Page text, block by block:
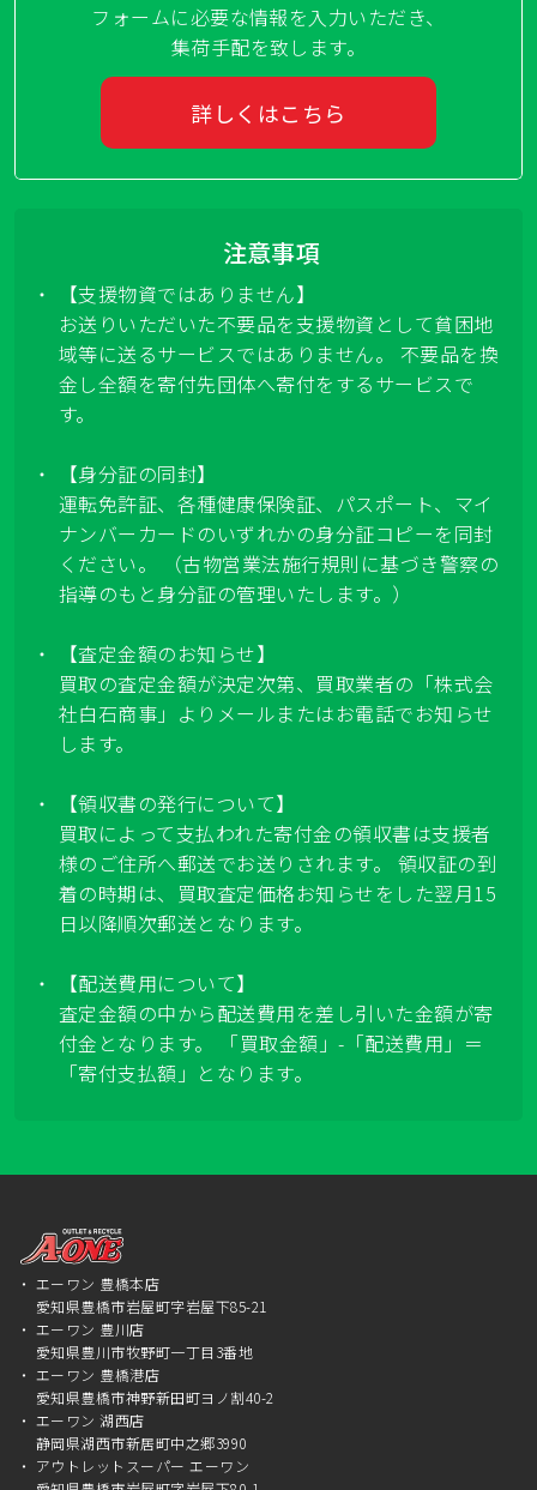
フォームに必要な情報を入力いただき、
集荷手配を致します。
詳しくはこちら
注意事項
【支援物資ではありません】
お送りいただいた不要品を支援物資として貧困地
域等に送るサービスではありません。 不要品を換
金し全額を寄付先団体へ寄付をするサービスで
す。
【身分証の同封】
運転免許証、各種健康保険証、パスポート、マイ
ナンバーカードのいずれかの身分証コピーを同封
ください。 （古物営業法施行規則に基づき警察の
指導のもと身分証の管理いたします。）
【査定金額のお知らせ】
買取の査定金額が決定次第、買取業者の「株式会
社白石商事」よりメールまたはお電話でお知らせ
します。
【領収書の発行について】
買取によって支払われた寄付金の領収書は支援者
様のご住所へ郵送でお送りされます。 領収証の到
着の時期は、買取査定価格お知らせをした翌月15
日以降順次郵送となります。
【配送費用について】
査定金額の中から配送費用を差し引いた金額が寄
付金となります。 「買取金額」-「配送費用」＝
「寄付支払額」となります。
エーワン 豊橋本店
愛知県豊橋市岩屋町字岩屋下85-21
エーワン 豊川店
愛知県豊川市牧野町一丁目3番地
エーワン 豊橋港店
愛知県豊橋市神野新田町ヨノ割40-2
エーワン 湖西店
静岡県湖西市新居町中之郷3990
アウトレットスーパー エーワン